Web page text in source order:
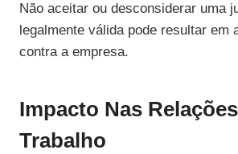
Não aceitar ou desconsiderar uma
legalmente válida pode resultar em
contra a empresa.
Impacto Nas
Trabalho